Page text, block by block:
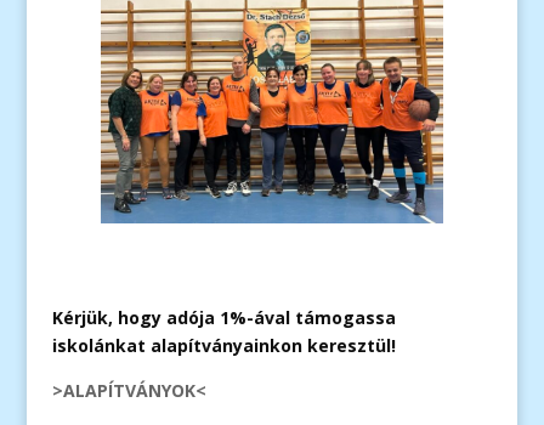
Kérjük, hogy adója 1%-ával támogassa
iskolánkat alapítványainkon keresztül!
>ALAPÍTVÁNYOK<